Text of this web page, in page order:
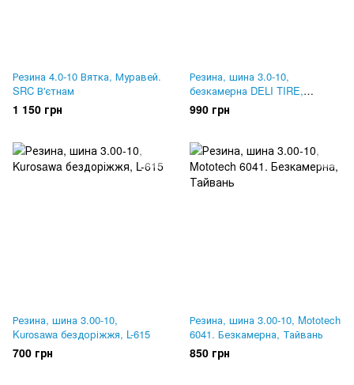
Резина 4.0-10 Вятка, Муравей.
SRC В'єтнам
1 150 грн
Резина, шина 3.0-10,
безкамерна DELI TIRE,
Індонезія SC107
990 грн
Резина, шина 3.00-10,
Kurosawa бездоріжжя, L-615
700 грн
Резина, шина 3.00-10, Mototech
6041. Безкамерна, Тайвань
850 грн